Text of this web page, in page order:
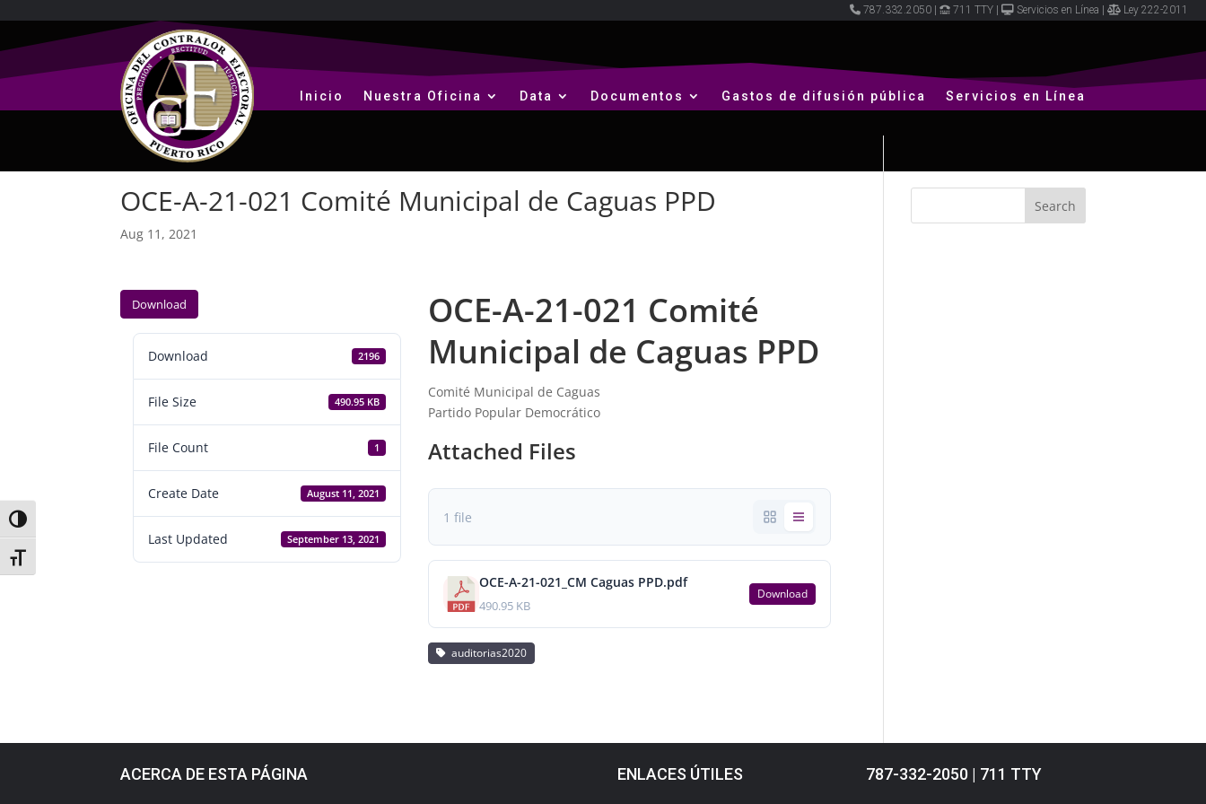
Toggle High Contrast
Toggle Font size
787.332.2050 711 TTY Servicios en Línea Ley 222-2011
Inicio Nuestra Oficina Data Documentos Gastos de difusión pública Servicios en Línea
OCE-A-21-021 Comité Municipal de Caguas PPD
Aug 11, 2021
Download
Download 2196
File Size 490.95 KB
File Count 1
Create Date August 11, 2021
Last Updated September 13, 2021
OCE-A-21-021 Comité
Municipal de Caguas PPD
Comité Municipal de Caguas
Partido Popular Democrático
Attached Files
1 file
OCE-A-21-021_CM Caguas PPD.pdf
490.95 KB
Download
auditorias2020
ACERCA DE ESTA PÁGINA ENLACES ÚTILES 787-332-2050 | 711 TTY